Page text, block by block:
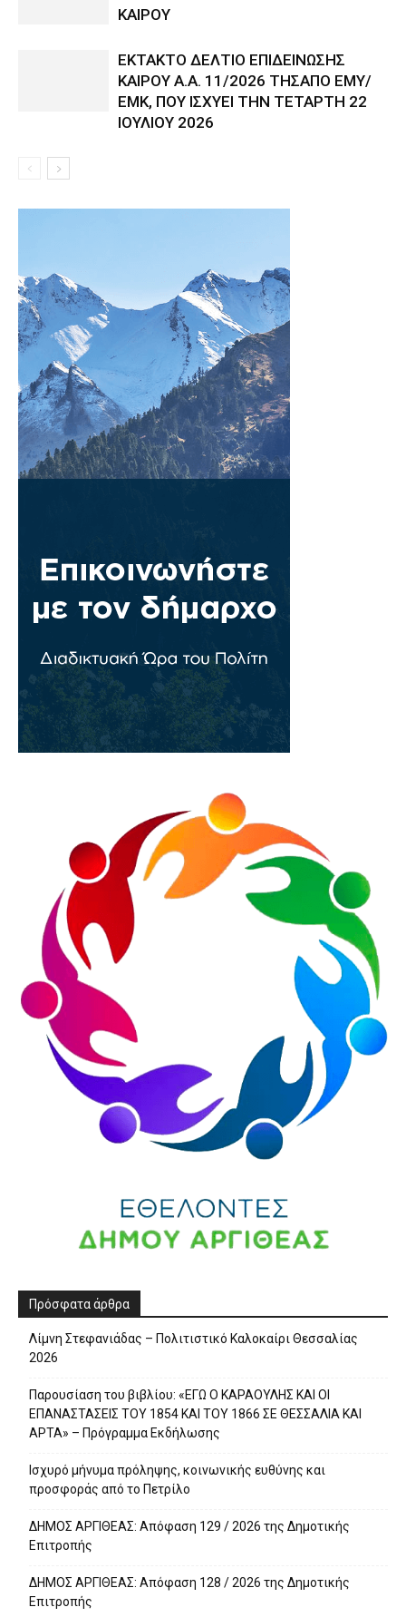
ΚΑΙΡΟΥ
ΕΚΤΑΚΤΟ ΔΕΛΤΙΟ ΕΠΙΔΕΙΝΩΣΗΣ
ΚΑΙΡΟΥ Α.Α. 11/2026 ΤΗΣΑΠΟ ΕΜΥ/
ΕΜΚ, ΠΟΥ ΙΣΧΥΕΙ ΤΗΝ ΤΕΤΑΡΤΗ 22
ΙΟΥΛΙΟΥ 2026
Πρόσφατα άρθρα
Λίμνη Στεφανιάδας – Πολιτιστικό Καλοκαίρι Θεσσαλίας
2026
Παρουσίαση του βιβλίου: «ΕΓΩ Ο ΚΑΡΑΟΥΛΗΣ ΚΑΙ ΟΙ
ΕΠΑΝΑΣΤΑΣΕΙΣ ΤΟΥ 1854 ΚΑΙ ΤΟΥ 1866 ΣΕ ΘΕΣΣΑΛΙΑ ΚΑΙ
ΑΡΤΑ» – Πρόγραμμα Εκδήλωσης
Ισχυρό μήνυμα πρόληψης, κοινωνικής ευθύνης και
προσφοράς από το Πετρίλο
ΔΗΜΟΣ ΑΡΓΙΘΕΑΣ: Απόφαση 129 / 2026 της Δημοτικής
Επιτροπής
ΔΗΜΟΣ ΑΡΓΙΘΕΑΣ: Απόφαση 128 / 2026 της Δημοτικής
Επιτροπής